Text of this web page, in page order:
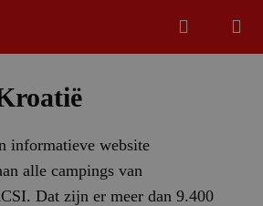
informatieve website
alle campings van
Dat zijn er meer dan 9.400